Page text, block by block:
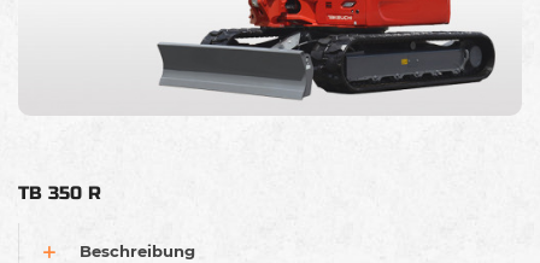
TB 350 R
Beschreibung